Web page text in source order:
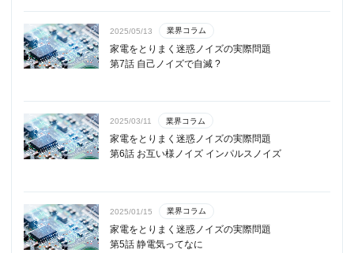
2025/05/13 業界コラム
家電をとりまく迷惑ノイズの実際問題
第7話 自己ノイズで自滅 ?
2025/03/11 業界コラム
家電をとりまく迷惑ノイズの実際問題
第6話 お互い様ノイズ インパルスノイズ
2025/01/15 業界コラム
家電をとりまく迷惑ノイズの実際問題
第5話 静電気ってなに